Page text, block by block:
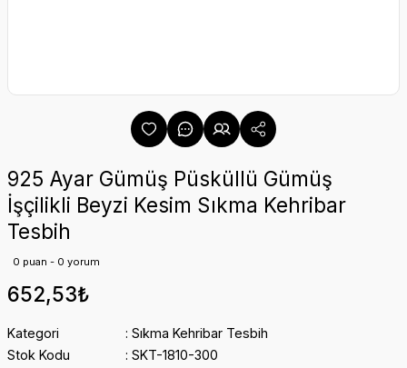
925 Ayar Gümüş Püsküllü Gümüş
İşçilikli Beyzi Kesim Sıkma Kehribar
Tesbih
0 puan - 0 yorum
652,53₺
Kategori
Sıkma Kehribar Tesbih
Stok Kodu
SKT-1810-300